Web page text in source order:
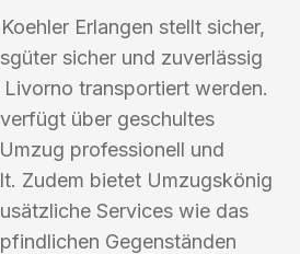
Erlangen stellt sicher,
sicher und zuverlässig
transportiert werden.
über geschultes
professionell und
Zudem bietet Umzugskönig
Services wie das
Gegenständen